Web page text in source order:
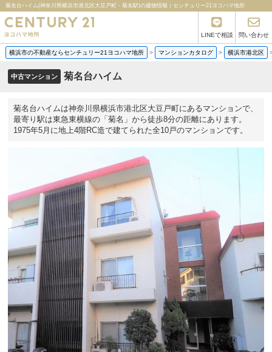
菊名台ハイム(神奈川県横浜市港北区大豆戸町・菊名駅)の建物情報｜センチュリー21ヨコハマ地所
LINEで相談 問い合わせ
横浜市の不動産ならセンチュリー21ヨコハマ地所 > マンションカタログ > 横浜市港北区
中古マンション 菊名台ハイム
菊名台ハイムは神奈川県横浜市港北区大豆戸町にあるマンションで、
最寄り駅は東急東横線の「菊名」から徒歩8分の距離にあります。
1975年5月に地上4階RC造で建てられた全10戸のマンションです。